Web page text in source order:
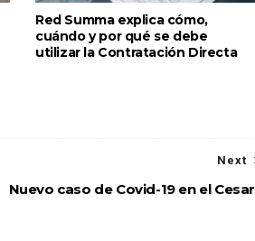
Red Summa explica cómo,
cuándo y por qué se debe
utilizar la Contratación Directa
Next
Nuevo caso de Covid-19 en el Cesar